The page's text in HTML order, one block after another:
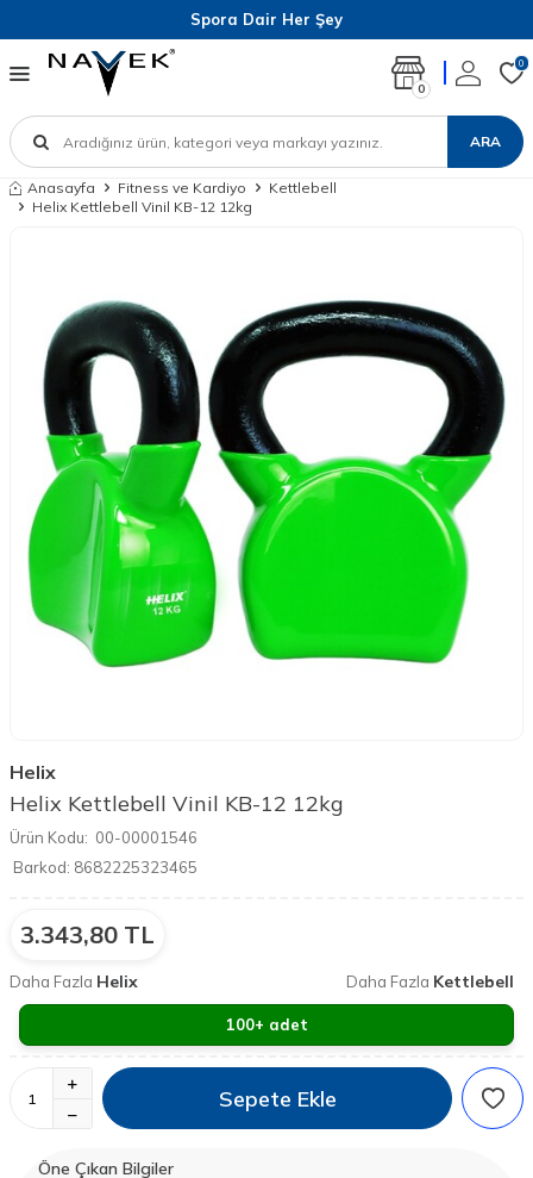
Spora Dair Her Şey
ARA
0
0
Anasayfa Fitness ve Kardiyo
Kettlebell
Helix Kettlebell Vinil KB-12 12kg
Helix
Helix Kettlebell Vinil KB-12 12kg
Ürün Kodu: 00-00001546
Barkod: 8682225323465
3.343,80 TL
Daha Fazla Helix Daha Fazla Kettlebell
100+ adet
Sepete Ekle
Öne Çıkan Bilgiler